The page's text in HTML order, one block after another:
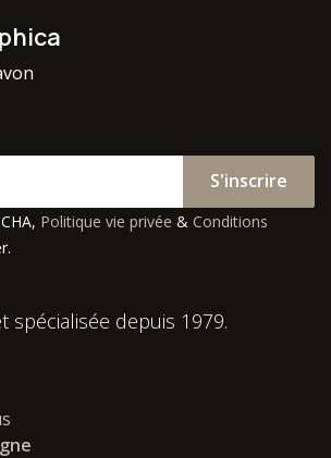
S'inscrire
Politique vie privée & Conditions
spécialisée depuis 1979.